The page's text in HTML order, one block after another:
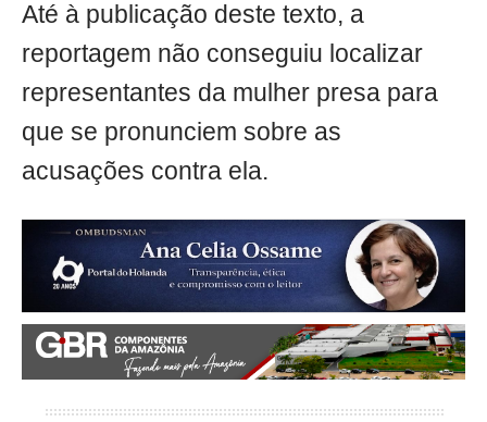
Até à publicação deste texto, a
reportagem não conseguiu localizar
representantes da mulher presa para
que se pronunciem sobre as
acusações contra ela.